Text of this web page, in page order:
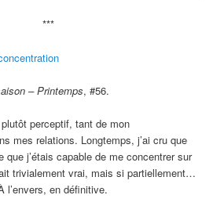
***
– Printemps, #56.
perceptif, tant de mon
mes relations. Longtemps, j’ai cru que
que j’étais capable de me concentrer sur
trivialement vrai, mais si partiellement…
l’envers, en définitive.